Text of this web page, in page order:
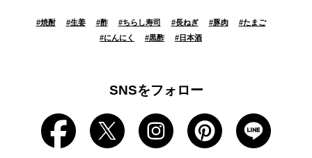
#焼酎 #生姜 #酢 #ちらし寿司 #長ねぎ #豚肉 #たまご
#にんにく #黒酢 #日本酒
SNSをフォロー